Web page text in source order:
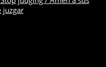
juzgar